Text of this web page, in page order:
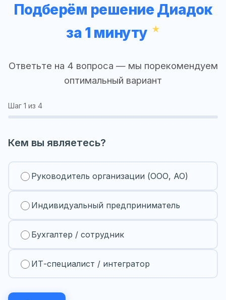
Подберём решение Диадок
за 1 минуту
Ответьте на 4 вопроса — мы порекомендуем
оптимальный вариант
Шаг 1 из 4
Кем вы являетесь?
Руководитель организации (ООО, АО)
Индивидуальный предприниматель
Бухгалтер / сотрудник
ИТ-специалист / интегратор